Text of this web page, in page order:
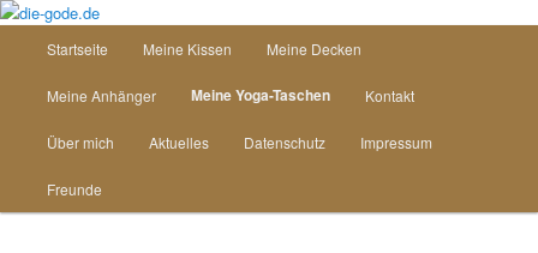
Zum
wechseln
die-gode.de
Startseite Meine Kissen Meine Decken
Meine Anhänger Meine Yoga-Taschen Kontakt
Über mich Aktuelles Datenschutz Impressum
Freunde